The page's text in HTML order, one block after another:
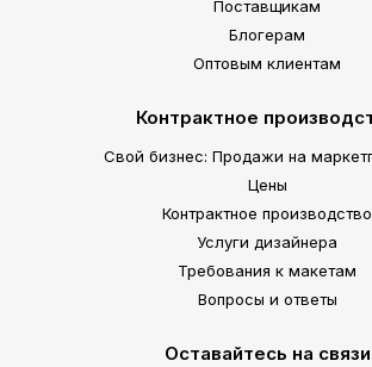
Поставщикам
Блогерам
Оптовым клиентам
Контрактное
Свой бизнес: Продажи на
Цены
Контрактное производство
Услуги дизайнера
Требования к макетам
Вопросы и ответы
Оставайтесь на связи